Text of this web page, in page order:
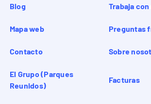
Blog Trabaja
Mapa web Preguntas
Contacto Sobre
El Grupo (Parques
Reunidos)
Facturas